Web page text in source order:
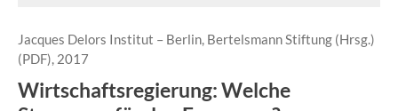
Jacques Delors Institut – Berlin, Bertelsmann Stiftung (Hrsg.)
(PDF), 2017
Wirtschaftsregierung: Welche